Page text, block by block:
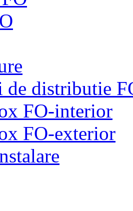
distributie
FO-interior
FO-exterior